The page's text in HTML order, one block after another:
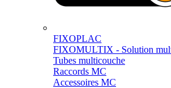
FIXOPLAC
FIXOMULTIX - Solution
Tubes multicouche
Raccords MC
Accessoires MC